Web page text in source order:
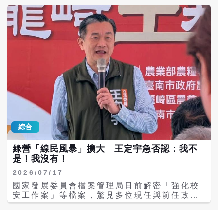
新一波更秀出前新竹縣長鄭永金背書的票據，
指稱鄭永金2016年間曾為兒子鄭朝方投入
2018新竹縣長選舉，向友人籌借4000萬元，
並質疑這筆款項至今是否清償。 吳子嘉4日先
公布鄭朝方哥哥鄭朝鐘簽收的1000萬元單據，
以及涉及鄭朝方的匯款資料、350萬元款項簽
收單；6日再公布「鄭永金4000萬借款事件
簿」，將爭議焦點從鄭家過去的土地金流，進
一步拉到2018年鄭朝方參選新竹縣長時的資金
來源。 吳子嘉並公開票據影本，指稱其中可看
到鄭永金的簽名背書，要求鄭朝方說明自己是
否知道這筆錢、是否實際使用，以及相關款項
最後流向何處。 不過，截至目前，鄭朝方並未
針對4000萬借款內容提出說明，相關款項是否
確實用於2018年選舉、是否進入鄭朝方競選體
系，以及是否涉及政治獻金問題，仍待進一步
釐清。 吳子嘉連兩天爆料 4000萬元票據成
針對鄭家父子提出金流質疑。他在節目中公開
兩張署有鄭朝鐘簽名、合計1000萬元的單據，
綜合
綠營「線民風暴」擴大 王定宇急否認：我不
是！我沒有！
2026/07/17
國家發展委員會檔案管理局日前解密「強化校
安工作案」等檔案，驚見多位現任與前任政要
大學時期是佈建名單中的一員；其中，民進黨